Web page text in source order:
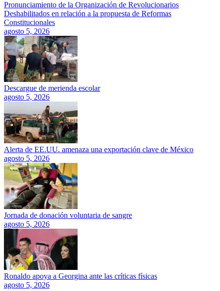
Pronunciamiento de la Organización de Revolucionarios
Deshabilitados en relación a la propuesta de Reformas
Constitucionales
agosto 5, 2026
Descargue de merienda escolar
agosto 5, 2026
Alerta de EE.UU. amenaza una exportación clave de México
agosto 5, 2026
Jornada de donación voluntaria de sangre
agosto 5, 2026
Ronaldo apoya a Georgina ante las críticas físicas
agosto 5, 2026